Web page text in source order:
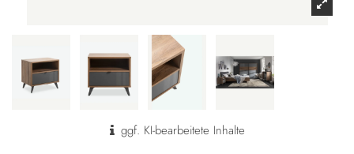
ggf. KI-bearbeitete Inhalte